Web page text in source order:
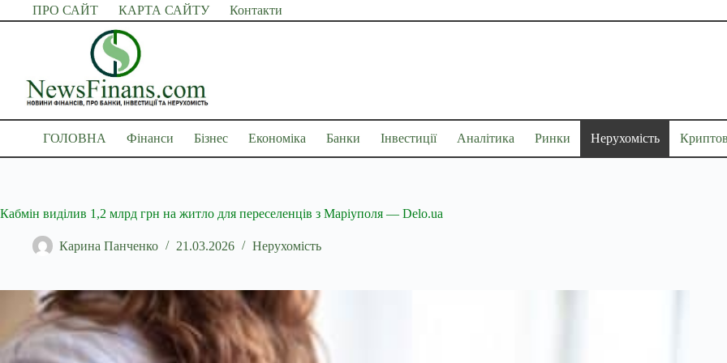
Перейти
до
ПРО САЙТ КАРТА САЙТУ Контакти
ГОЛОВНА Фінанси Бізнес Економіка Банки Інвестиції Аналітика Ринки Нерухомість
Кабмін виділив 1,2 млрд грн на житло для переселенців з Маріуполя — Delo.ua
Карина Панченко 21.03.2026 Нерухомість